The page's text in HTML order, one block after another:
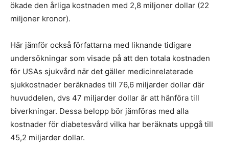
ökade den årliga kostnaden med 2,8 miljoner dollar (22
miljoner kronor).
Här jämför också författarna med liknande tidigare
undersökningar som visade på att den totala kostnaden
för USAs sjukvård när det gäller medicinrelaterade
sjukkostnader beräknades till 76,6 miljarder dollar där
huvuddelen, dvs 47 miljarder dollar är att hänföra till
biverkningar. Dessa belopp bör jämföras med alla
kostnader för diabetesvård vilka har beräknats uppgå till
45,2 miljarder dollar.